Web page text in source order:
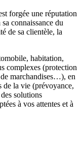
forgée une réputation
connaissance du
de sa clientèle, la
habitation,
complexes (protection
de marchandises…), en
de la vie (prévoyance,
solutions
à vos attentes et à